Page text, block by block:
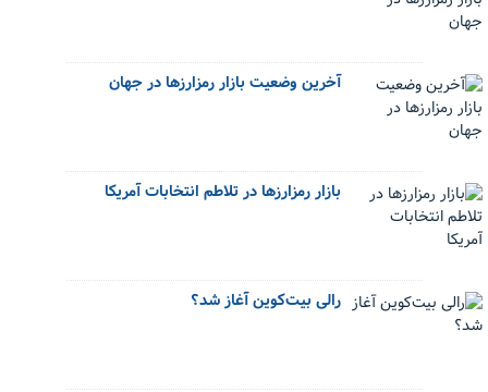
آخرین وضعیت بازار رمزارزها در جهان
بازار رمزارزها در تلاطم انتخابات آمریکا
رالی بیت‌کوین آغاز شد؟